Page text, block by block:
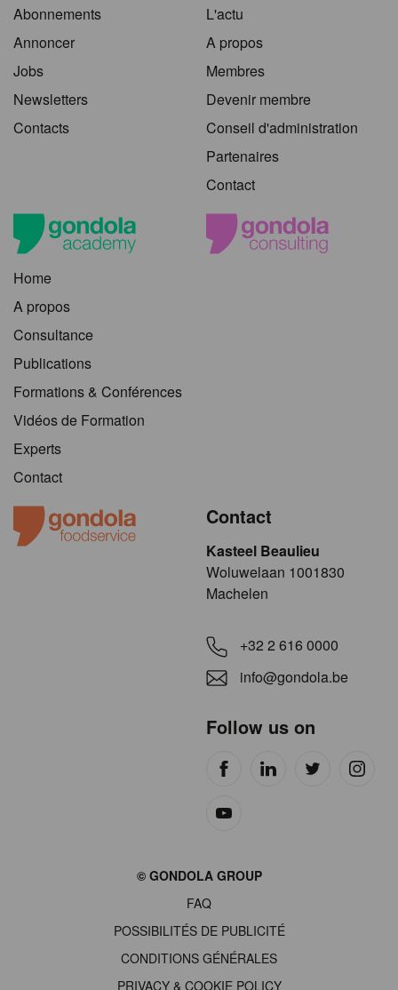
Abonnements
Annoncer
Jobs
Newsletters
Contacts
L'actu
A propos
Membres
Devenir membre
Conseil d'administration
Partenaires
Contact
Home
A propos
Consultance
Publications
Formations & Conférences
Vidéos de Formation
Experts
Contact
Contact
Kasteel Beaulieu
​​​Woluwelaan 1001830
Machelen
+32 2 616 0000
info@gondola.be
Follow us on
© GONDOLA GROUP
FAQ
POSSIBILITÉS DE PUBLICITÉ
CONDITIONS GÉNÉRALES
PRIVACY & COOKIE POLICY